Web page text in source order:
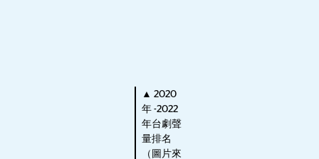
▲ 2020
年 -2022
年台劇聲
量排名
（圖片來